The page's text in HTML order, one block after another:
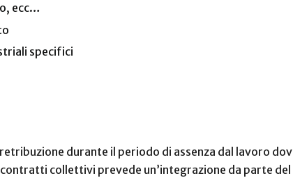
ecc…
specifici
durante il periodo di assenza dal lavoro
collettivi prevede un’integrazione da parte